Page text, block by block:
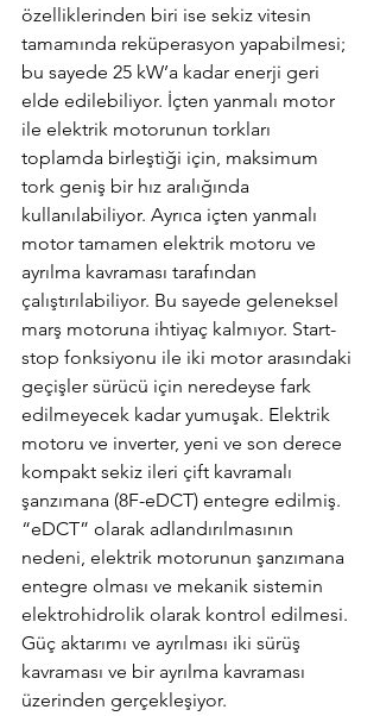
özelliklerinden biri ise sekiz vitesin
tamamında reküperasyon yapabilmesi;
bu sayede 25 kW’a kadar enerji geri
elde edilebiliyor. İçten yanmalı motor
ile elektrik motorunun torkları
toplamda birleştiği için, maksimum
tork geniş bir hız aralığında
kullanılabiliyor. Ayrıca içten yanmalı
motor tamamen elektrik motoru ve
ayrılma kavraması tarafından
çalıştırılabiliyor. Bu sayede geleneksel
marş motoruna ihtiyaç kalmıyor. Start-
stop fonksiyonu ile iki motor arasındaki
geçişler sürücü için neredeyse fark
edilmeyecek kadar yumuşak. Elektrik
motoru ve inverter, yeni ve son derece
kompakt sekiz ileri çift kavramalı
şanzımana (8F-eDCT) entegre edilmiş.
“eDCT” olarak adlandırılmasının
nedeni, elektrik motorunun şanzımana
entegre olması ve mekanik sistemin
elektrohidrolik olarak kontrol edilmesi.
Güç aktarımı ve ayrılması iki sürüş
kavraması ve bir ayrılma kavraması
üzerinden gerçekleşiyor.